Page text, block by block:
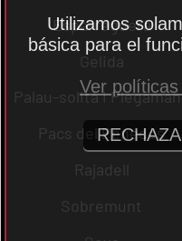
Esparreguera
Gelida
Palau-solità i
Pacs del Penedès
Rajadell
Sobremunt
Utilizamos
básica para el
Ver